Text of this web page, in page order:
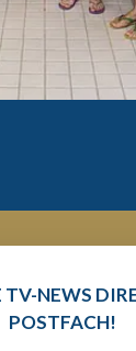
TV-NEWS
POSTFACH!